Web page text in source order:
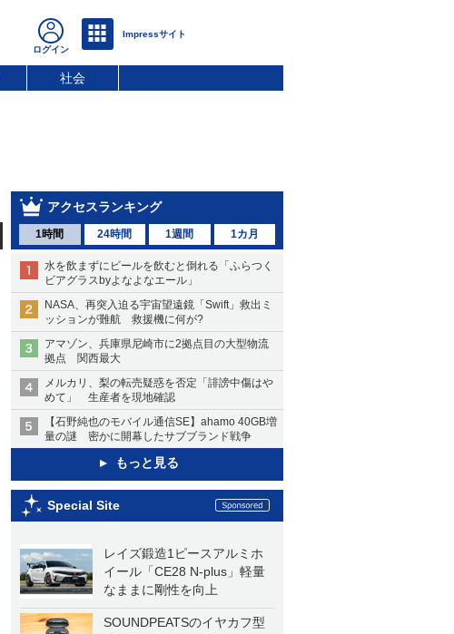
社会
アクセスランキング
1時間 24時間 1週間 1カ月
水を飲まずにビールを飲むと倒れる「ふらつく
ビアグラスbyよなよなエール」
NASA、再突入迫る宇宙望遠鏡「Swift」救出ミ
ッションが難航 救援機に何が?
アマゾン、兵庫県尼崎市に2拠点目の大型物流
拠点 関西最大
メルカリ、梨の転売疑惑を否定「誹謗中傷はや
めて」 生産者を現地確認
【石野純也のモバイル通信SE】ahamo 40GB増
量の謎 密かに開幕したサブブランド戦争
もっと見る
Special Site
レイズ鍛造1ピースアルミホ
イール「CE28 N-plus」軽量
なままに剛性を向上
SOUNDPEATSのイヤカフ型